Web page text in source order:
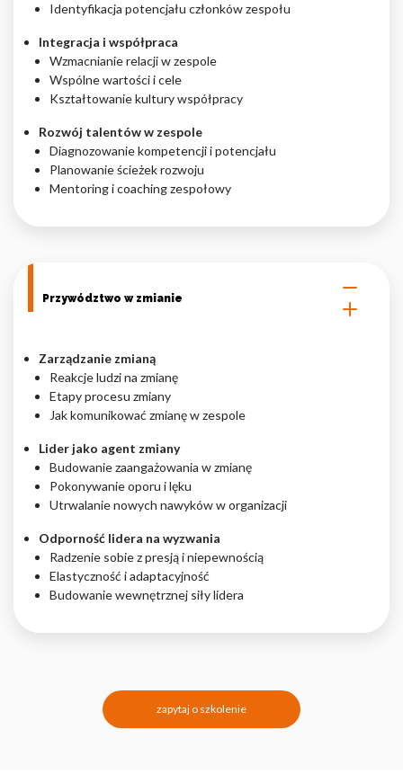
Identyfikacja potencjału członków zespołu
Integracja i współpraca
Wzmacnianie relacji w zespole
Wspólne wartości i cele
Kształtowanie kultury współpracy
Rozwój talentów w zespole
Diagnozowanie kompetencji i potencjału
Planowanie ścieżek rozwoju
Mentoring i coaching zespołowy
Przywództwo w zmianie
Zarządzanie zmianą
Reakcje ludzi na zmianę
Etapy procesu zmiany
Jak komunikować zmianę w zespole
Lider jako agent zmiany
Budowanie zaangażowania w zmianę
Pokonywanie oporu i lęku
Utrwalanie nowych nawyków w organizacji
Odporność lidera na wyzwania
Radzenie sobie z presją i niepewnością
Elastyczność i adaptacyjność
Budowanie wewnętrznej siły lidera
zapytaj o szkolenie